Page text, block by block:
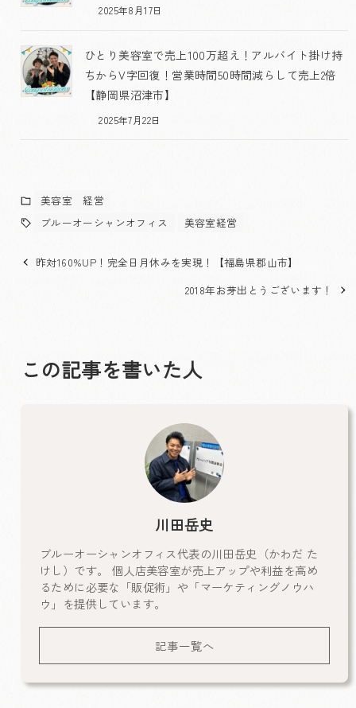
2025年8月17日
ひとり美容室で売上100万超え！アルバイト掛け持
ちからV字回復！営業時間50時間減らして売上2倍
【静岡県沼津市】
2025年7月22日
美容室 経営
ブルーオーシャンオフィス
美容室経営
昨対160%UP！完全日月休みを実現！【福島県郡山市】
2018年お芽出とうございます！
この記事を書いた人
川田岳史
ブルーオーシャンオフィス代表の川田岳史（かわだ た
けし）です。 個人店美容室が売上アップや利益を高め
るために必要な「販促術」や「マーケティングノウハ
ウ」を提供しています。
記事一覧へ